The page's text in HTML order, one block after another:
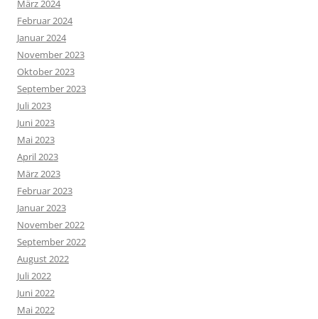
März 2024
Februar 2024
Januar 2024
November 2023
Oktober 2023
September 2023
Juli 2023
Juni 2023
Mai 2023
April 2023
März 2023
Februar 2023
Januar 2023
November 2022
September 2022
August 2022
Juli 2022
Juni 2022
Mai 2022